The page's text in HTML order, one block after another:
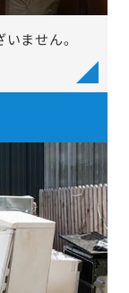
ません。